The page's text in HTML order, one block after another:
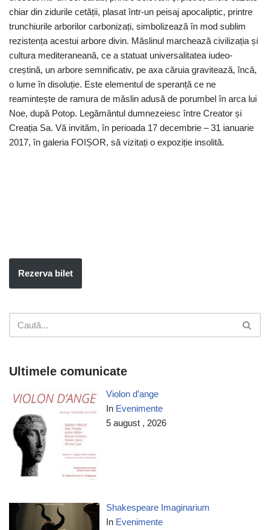
chiar din zidurile cetății, plasat într-un peisaj apocaliptic, printre
trunchiurile arborilor carbonizați, simbolizează în mod sublim
rezistența acestui arbore divin. Măslinul marchează civilizația și
cultura mediteraneană, ce a statuat universalitatea iudeo-
creștină, un arbore semnificativ, pe axa căruia gravitează, încă,
o lume în disoluție. Este elementul de speranță ce ne
reamintește de ramura de măslin adusă de porumbel în arca lui
Noe, după Potop. Legământul dumnezeiesc între Creator și
Creația Sa. Vă invităm, în perioada 17 decembrie – 31 ianuarie
2017, în galeria FOIȘOR, să vizitați o expoziție insolită.
Rezerva bilet
Ultimele comunicate
Violon d’ange
In Evenimente
5 august , 2026
Shakespeare Imaginarium
In Evenimente